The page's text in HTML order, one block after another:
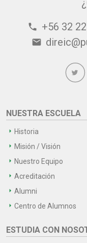
phone +56 32
email
NUESTRA ESCUELA
Historia
Misión / Visión
Nuestro Equipo
Acreditación
Alumni
Centro de Alumnos
ESTUDIA CON